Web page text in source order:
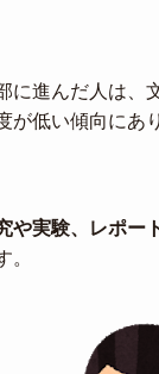
に進んだ人は、
が低い傾向にあ
や実験、レポー
。